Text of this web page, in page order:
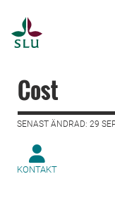
Cost
SENAST ÄNDRAD: 29
KONTAKT